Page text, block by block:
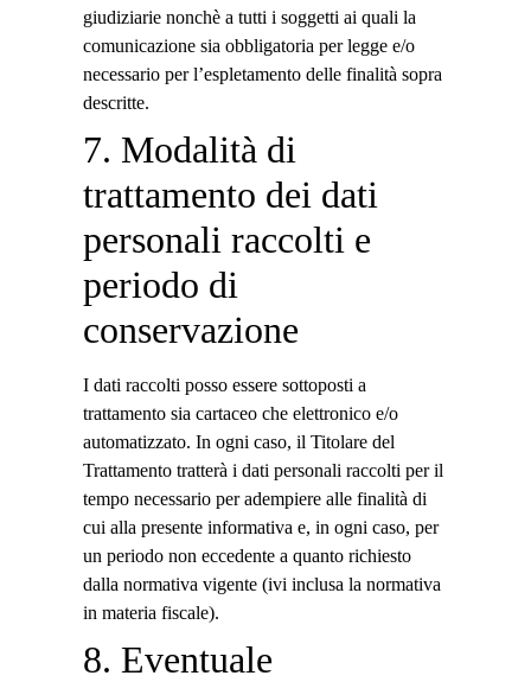
giudiziarie nonchè a tutti i soggetti ai quali la
comunicazione sia obbligatoria per legge e/o
necessario per l’espletamento delle finalità sopra
descritte.
7. Modalità di
trattamento dei dati
personali raccolti e
periodo di
conservazione
I dati raccolti posso essere sottoposti a
trattamento sia cartaceo che elettronico e/o
automatizzato. In ogni caso, il Titolare del
Trattamento tratterà i dati personali raccolti per il
tempo necessario per adempiere alle finalità di
cui alla presente informativa e, in ogni caso, per
un periodo non eccedente a quanto richiesto
dalla normativa vigente (ivi inclusa la normativa
in materia fiscale).
8. Eventuale